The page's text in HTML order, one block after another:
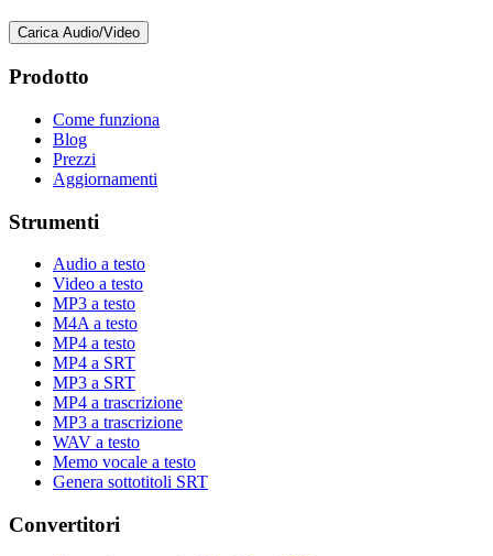
Carica Audio/Video
Prodotto
Come funziona
Blog
Prezzi
Aggiornamenti
Strumenti
Audio a testo
Video a testo
MP3 a testo
M4A a testo
MP4 a testo
MP4 a SRT
MP3 a SRT
MP4 a trascrizione
MP3 a trascrizione
WAV a testo
Memo vocale a testo
Genera sottotitoli SRT
Convertitori